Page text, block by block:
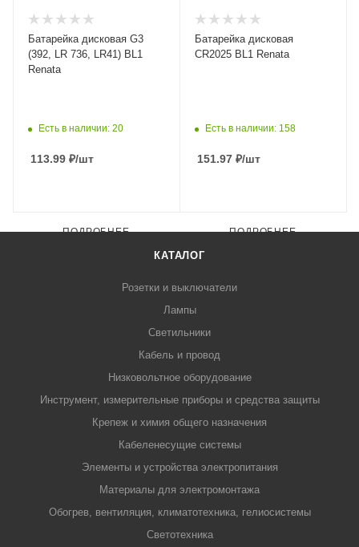
Батарейка дисковая G3
(392, LR 736, LR41) BL1
Renata
Есть в наличии: 20
113.99 ₽/шт
ПОДРОБНЕЕ
Батарейка дисковая
CR2025 BL1 Renata
Есть в наличии: 158
151.97 ₽/шт
ПОДРОБНЕЕ
КАТАЛОГ
Розетки и выключатели
Лампы
Светильники
Кабель и провод
Низковольтное оборудование
Инструмент, измерительные приборы и средства защиты
Крепеж и химия общего назначения
Кабеленесущие системы
Элементы и устройства электропитания
Материалы для электромонтажа
Обогрев, вентиляция, климатотехника, гелиосистемы
Светотехника